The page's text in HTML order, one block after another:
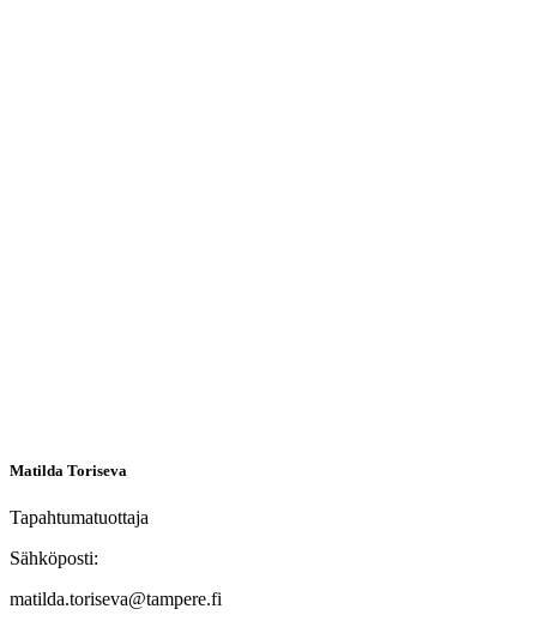
Matilda Toriseva
Tapahtumatuottaja
Sähköposti:
matilda.toriseva@tampere.fi